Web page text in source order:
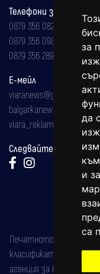
за
да
и
са
Телефони за реклама
0879 356 082
0879 356 098
0879 356 289
Е-мейл
viaranews@gmail.com
balgarkanews@gmail.com
viara_reklama@mail.bg
Следвайте ни:
Печатното издание на
класификатор на
агенция за ISSN) под